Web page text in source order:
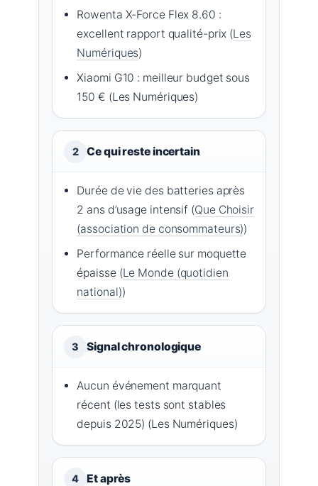
Rowenta X-Force Flex 8.60 :
excellent rapport qualité-prix (Les
Numériques)
Xiaomi G10 : meilleur budget sous
150 € (Les Numériques)
2 Ce qui reste incertain
Durée de vie des batteries après
2 ans d’usage intensif (Que Choisir
(association de consommateurs))
Performance réelle sur moquette
épaisse (Le Monde (quotidien
national))
3 Signal chronologique
Aucun événement marquant
récent (les tests sont stables
depuis 2025) (Les Numériques)
4 Et après